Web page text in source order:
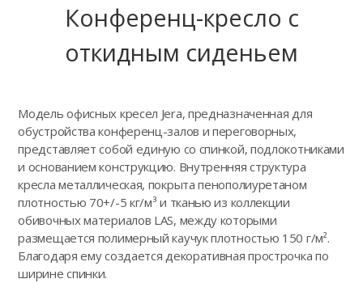
Конференц-кресло с
откидным сиденьем
Модель офисных кресел Jera, предназначенная для
обустройства конференц-залов и переговорных,
представляет собой единую со спинкой, подлокотниками
и основанием конструкцию. Внутренняя структура
кресла металлическая, покрыта пенополиуретаном
плотностью 70+/-5 кг/м³ и тканью из коллекции
обивочных материалов LAS, между которыми
размещается полимерный каучук плотностью 150 г/м².
Благодаря ему создается декоративная прострочка по
ширине спинки.